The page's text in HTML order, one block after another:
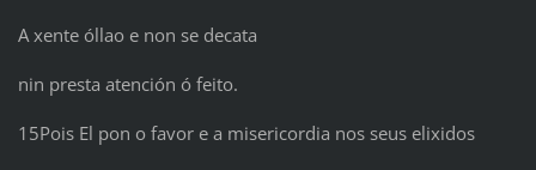
A xente óllao e non se decata
nin presta atención ó feito.
15Pois El pon o favor e a misericordia nos seus elixidos